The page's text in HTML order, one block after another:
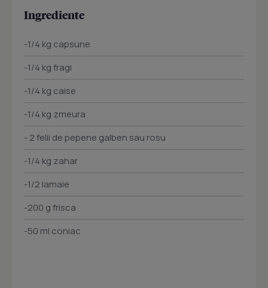
Ingrediente
-1/4 kg capsune
-1/4 kg fragi
-1/4 kg caise
-1/4 kg zmeura
- 2 felii de pepene galben sau rosu
-1/4 kg zahar
-1/2 lamaie
-200 g frisca
-50 ml coniac